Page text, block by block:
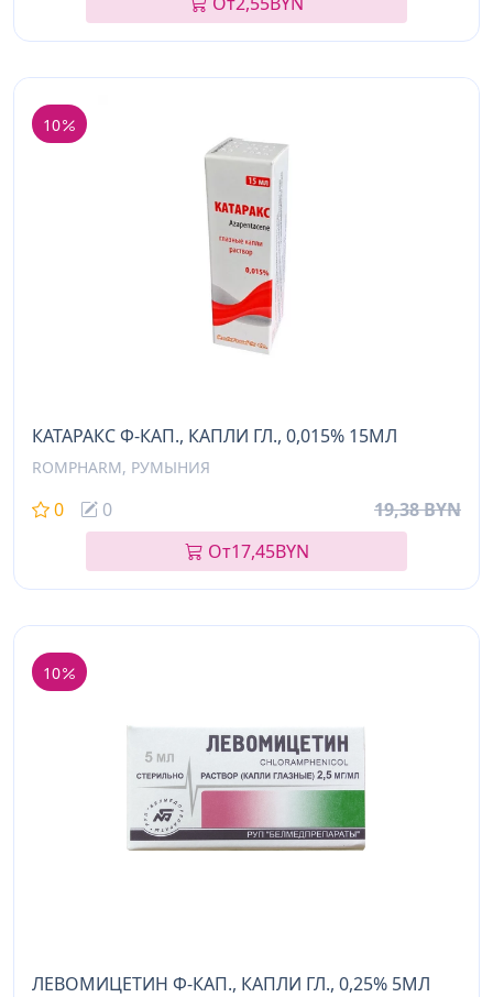
10
КАТАРАКС Ф-КАП., КАПЛИ ГЛ., 0,015% 15МЛ
ROMPHARM, РУМЫНИЯ
0 0
19,38 BYN
От17,45BYN
10
ЛЕВОМИЦЕТИН Ф-КАП., КАПЛИ ГЛ., 0,25% 5МЛ